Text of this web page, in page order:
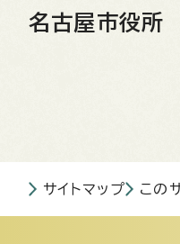
名古屋市役所
サイトマップ この